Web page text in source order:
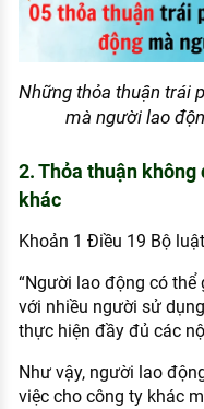
Những thỏa thuận trái
mà người lao
2. Thỏa thuận
khác
Khoản 1 Điều 19 Bộ
“Người lao động có
với nhiều người sử
thực hiện đầy đủ các
Như vậy, người lao
việc cho công ty khác